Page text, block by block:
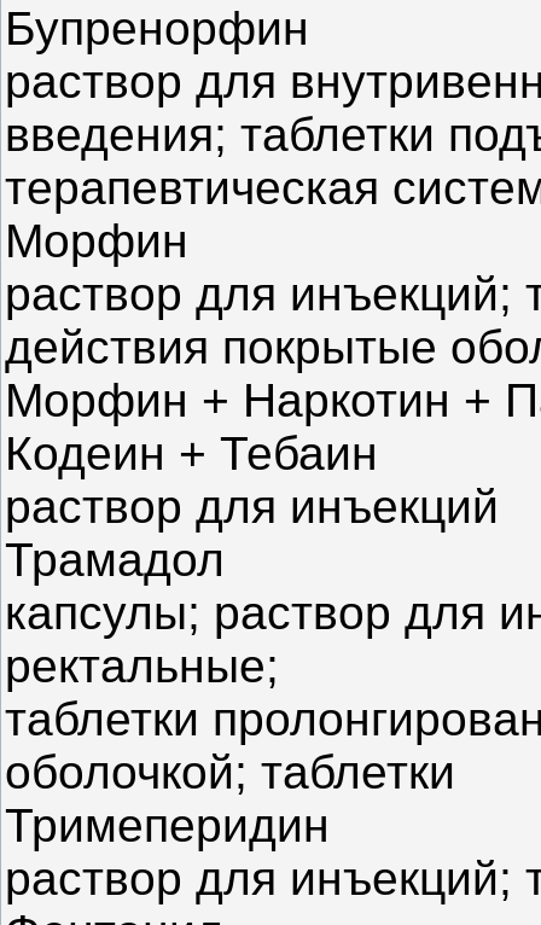
Бупренорфин
раствор для
введения; таблетки
терапевтическая
Морфин
раствор для инъекций;
действия покрытые
Морфин + Наркотин +
Кодеин + Тебаин
раствор для инъекций
Трамадол
капсулы; раствор для
ректальные;
таблетки
оболочкой; таблетки
Тримеперидин
раствор для инъекций;